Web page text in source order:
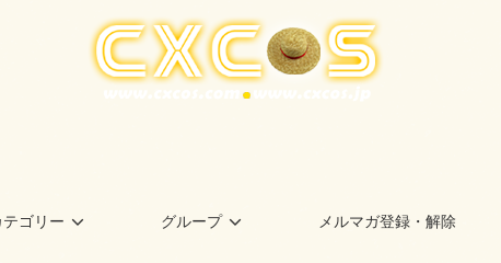
テゴリー グループ メルマガ登録・解除